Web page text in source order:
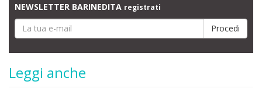
NEWSLETTER BARINEDITA registrati
Leggi anche